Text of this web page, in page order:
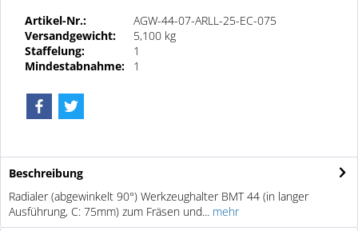
Artikel-Nr.:
AGW-44-07-ARLL-25-EC-075
Versandgewicht:
5,100 kg
Staffelung:
1
Mindestabnahme:
1
Beschreibung
Radialer (abgewinkelt 90°) Werkzeughalter BMT 44 (in langer
Ausführung, C: 75mm) zum Fräsen und... mehr